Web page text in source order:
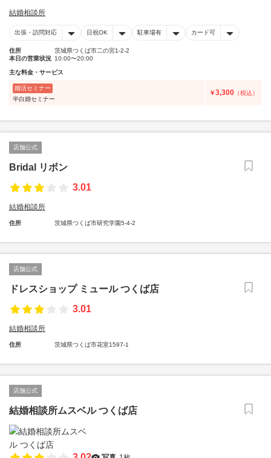
結婚相談所
出張・訪問対応 日祝OK 駐車場有 カード可
住所
茨城県つくば市二の宮1-2-2
本日の営業状況 10:00〜20:00
主な料金・サービス
婚活セミナー
半白婚セミナー
￥3,300 （税込）
店舗公式
Bridal リボン
3.01
結婚相談所
住所 茨城県つくば市研究学園5-4-2
店舗公式
ドレスショップ ミュール つくば店
3.01
結婚相談所
住所 茨城県つくば市花室1597-1
店舗公式
結婚相談所ムスベル つくば店